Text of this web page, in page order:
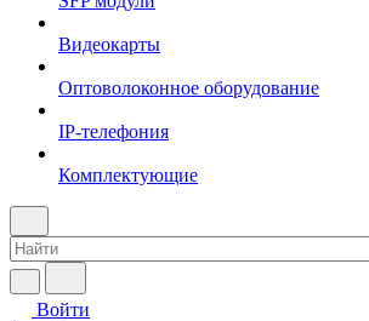
Видеокарты
Оптоволоконное оборудование
IP-телефония
Комплектующие
Войти